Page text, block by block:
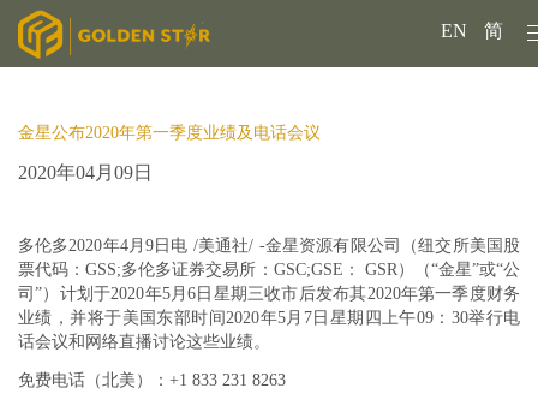
EN 简
金星公布2020年第一季度业绩及电话会议
2020年04月09日
多伦多2020年4月9日电 /美通社/ -金星资源有限公司（纽交所美国股
票代码：GSS;多伦多证券交易所：GSC;GSE： GSR）（“金星”或“公
司”）计划于2020年5月6日星期三收市后发布其2020年第一季度财务
业绩，并将于美国东部时间2020年5月7日星期四上午09：30举行电
话会议和网络直播讨论这些业绩。
免费电话（北美）：+1 833 231 8263